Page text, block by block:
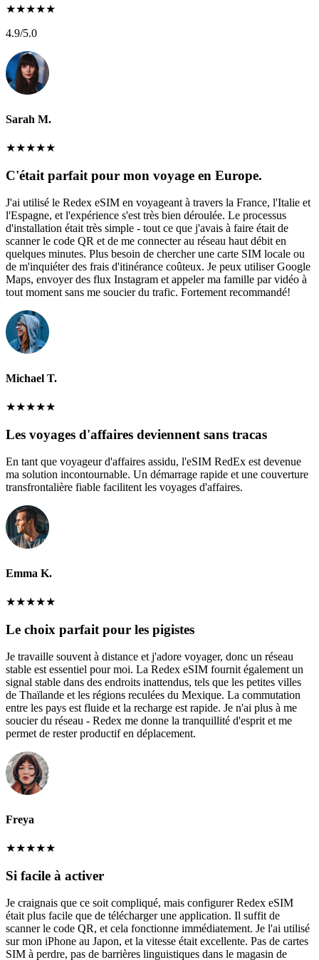
★★★★★
4.9/5.0
Sarah M.
★★★★★
C'était parfait pour mon voyage en Europe.
J'ai utilisé le Redex eSIM en voyageant à travers la France, l'Italie et
l'Espagne, et l'expérience s'est très bien déroulée. Le processus
d'installation était très simple - tout ce que j'avais à faire était de
scanner le code QR et de me connecter au réseau haut débit en
quelques minutes. Plus besoin de chercher une carte SIM locale ou
de m'inquiéter des frais d'itinérance coûteux. Je peux utiliser Google
Maps, envoyer des flux Instagram et appeler ma famille par vidéo à
tout moment sans me soucier du trafic. Fortement recommandé!
Michael T.
★★★★★
Les voyages d'affaires deviennent sans tracas
En tant que voyageur d'affaires assidu, l'eSIM RedEx est devenue
ma solution incontournable. Un démarrage rapide et une couverture
transfrontalière fiable facilitent les voyages d'affaires.
Emma K.
★★★★★
Le choix parfait pour les pigistes
Je travaille souvent à distance et j'adore voyager, donc un réseau
stable est essentiel pour moi. La Redex eSIM fournit également un
signal stable dans des endroits inattendus, tels que les petites villes
de Thaïlande et les régions reculées du Mexique. La commutation
entre les pays est fluide et la recharge est rapide. Je n'ai plus à me
soucier du réseau - Redex me donne la tranquillité d'esprit et me
permet de rester productif en déplacement.
Freya
★★★★★
Si facile à activer
Je craignais que ce soit compliqué, mais configurer Redex eSIM
était plus facile que de télécharger une application. Il suffit de
scanner le code QR, et cela fonctionne immédiatement. Je l'ai utilisé
sur mon iPhone au Japon, et la vitesse était excellente. Pas de cartes
SIM à perdre, pas de barrières linguistiques dans le magasin de